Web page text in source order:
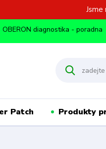
OBERON diagnostika - poradna
Patch Produkty